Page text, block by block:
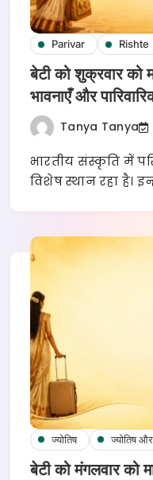
Parivar Rishte
बेटी को शुक्रवार को
भावनाएँ और
Tanya Tanya
भारतीय संस्कृति में
विशेष स्थान रहा है।
ज्योतिष ज्योतिष
बेटी को मंगलवार को